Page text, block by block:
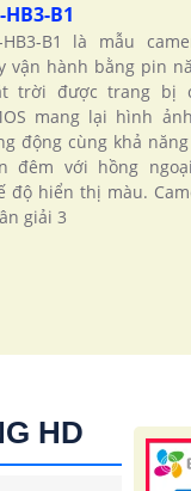
HB3-B1
HB3-B1 là mẫu
vận hành bằng pin
trời được trang bị
mang lại hình
động cùng khả
đêm với hồng
độ hiển thị màu.
giải 3
HD